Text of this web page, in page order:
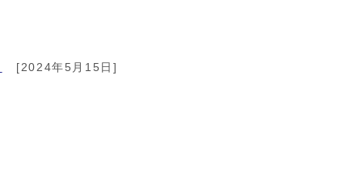
[2024年5月15日]